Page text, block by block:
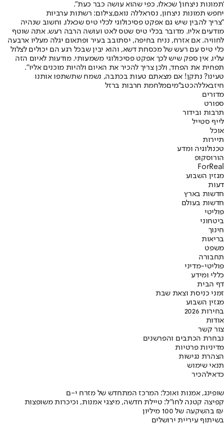
'תמונות ניצחון' שכאלו, כפי שהוא עושה כבר כעת".
יחפש תמונות ניצחון, נסראללה נואם,צילום: רשתות ערביות
"צריך להבין שיש גם אפקט פסיכולוגי לכלי טיס שכאלו, וחשוב שנהיה
מודעים אליו. מדובר בכלי טיס שטס לאט ועושה הרבה רעש. אתה שוטף
לחוויה. אם אזרח, נניח בחיפה, יסתובב בעיר ופתאום יגלה מעליו ארבעה
כלי טיס עם רעש של מכסחת דשא, והוא יבין שבכל רגע הם יכולים לצלול
עליו, אין ספק שיש לכך אפקט פסיכולוגי משמעותי. מודעות לאיום הזה
תפחית את הפחד, ולכן צריך להכיר את האיום ולהיות מוכנים אליו".
טעינו? נתקן! אם מצאתם טעות בכתבה, נשמח שתשתפו אותנו
חיזבאללהכטב''מיםמלחמת חרבות ברזל
מדורים
ספורט
תרבות ובידור
לייף סטייל
אוכל
תיירות
טכנולוגיה ומדע
הורוסקופ
ForReal
מגזין השבוע
דעות
חדשות בארץ
חדשות בעולם
פוליטי
ביטחוני
חינוך
בריאות
משפט
תחבורה
פוליטי-מדיני
כללי ומידע
דף הבית
זמני כניסת וצאת שבת
מגזין השבוע
בחירות 2026
אודות
צור קשר
נבחרת הכתבים והפרשנים
מדיניות פרטיות
הצהרת נגישות
תנאי שימוש
כדאילהכיר
שופינג, אמנות ואוכל: המרכז המתחדש של מזרח י-ם
קפיצה קטנה לחו"ל: טיילת חדשה, מיצגי אמנות, וכיכרות משופצות
בהשקעה של 100 מיליון ₪
בשיתוף עיריית ירושלים